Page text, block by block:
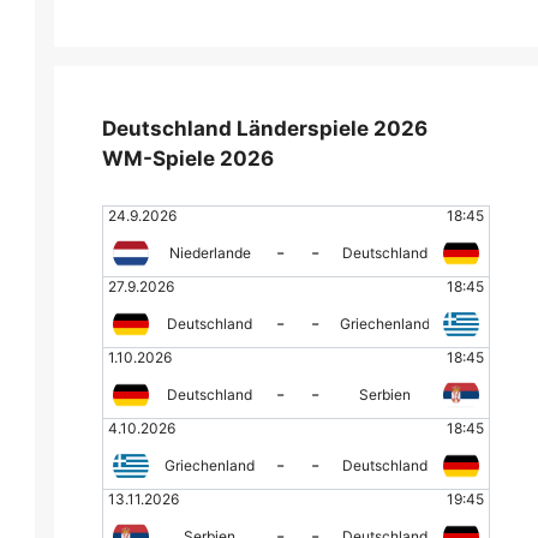
Deutschland Länderspiele 2026
WM-Spiele 2026
24.9.2026 18:45
Niederlande - -
Deutschland
27.9.2026
18:45
Deutschland - -
Griechenland
1.10.2026
18:45
Deutschland - -
Serbien
4.10.2026
18:45
Griechenland - -
Deutschland
13.11.2026
19:45